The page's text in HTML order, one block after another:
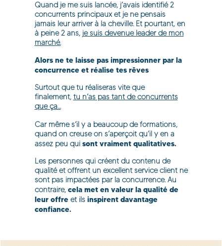
Quand je me suis lancée, j’avais identifié 2
concurrents principaux et je ne pensais
jamais leur arriver à la cheville. Et pourtant, en
à peine 2 ans, je suis devenue leader de mon
marché.
Alors ne te laisse pas impressionner par la
concurrence et réalise tes rêves
Surtout que tu réaliseras vite que
finalement, tu n’as pas tant de concurrents
que ça…
Car même s’il y a beaucoup de formations,
quand on creuse on s’aperçoit qu’il y en a
assez peu qui sont vraiment qualitatives.
Les personnes qui créent du contenu de
qualité et offrent un excellent service client ne
sont pas impactées par la concurrence. Au
contraire, cela met en valeur la qualité de
leur offre et ils inspirent davantage
confiance.